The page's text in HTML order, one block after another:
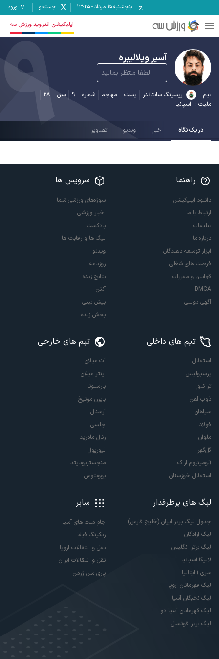
پنجشنبه ۱۵ مرداد -
13:25 جستجو ورود
اپلیکیشن اندروید ورزش سه
آسیر ویلالیبره
لطفا منتظر بمانید
تیم : ریسینگ سانتاندر پست : مهاجم شماره : 9 سن : 28
ملیت : اسپانیا 9 در یک نگاه اخبار ویدیو تصاویر
راهنما
دانلود اپلیکیشن
ارتباط با ما
تبلیغات
درباره ما
ابزار توسعه دهندگان
فرصت های شغلی
قوانین و مقررات
DMCA
آگهی دولتی
سرویس ها
سوژه‌های ورزشی شما
اخبار ورزشی
پادکست
لیگ ها و رقابت ها
ویدئو
روزنامه
نتایج زنده
آنتن
پیش بینی
پخش زنده
تیم های داخلی
استقلال
پرسپولیس
تراکتور
ذوب آهن
سپاهان
فولاد
ملوان
گل‌گهر
آلومینیوم اراک
استقلال خوزستان
تیم های خارجی
آث میلان
اینتر میلان
بارسلونا
بایرن مونیخ
آرسنال
چلسی
رئال مادرید
لیورپول
منچستریونایتد
یوونتوس
لیگ های پرطرفدار
جدول لیگ برتر ایران (خلیج فارس)
لیگ آزادگان
لیگ برتر انگلیس
لالیگا اسپانیا
سری آ ایتالیا
لیگ قهرمانان اروپا
لیگ نخبگان آسیا
لیگ قهرمانان آسیا دو
لیگ برتر فوتسال
سایر
جام ملت های آسیا
رنکینگ فیفا
نقل و انتقالات اروپا
نقل و انتقالات ایران
پاری سن ژرمن